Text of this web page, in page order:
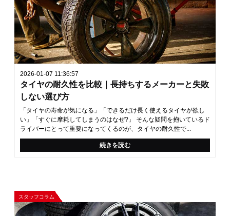
2026-01-07 11:36:57
タイヤの耐久性を比較｜長持ちするメーカーと失敗
しない選び方
「タイヤの寿命が気になる」「できるだけ長く使えるタイヤが欲し
い」「すぐに摩耗してしまうのはなぜ?」 そんな疑問を抱いているド
ライバーにとって重要になってくるのが、タイヤの耐久性で...
続きを読む
スタッフコラム